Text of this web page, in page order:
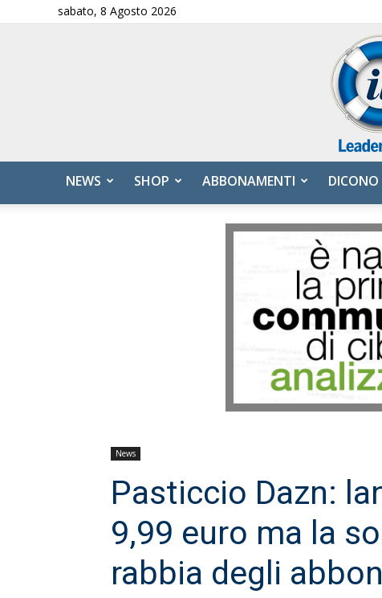
sabato, 8 Agosto 2026
NEWS SHOP ABBONAMENTI
News
Pasticcio Dazn:
9,99 euro ma la
rabbia degli